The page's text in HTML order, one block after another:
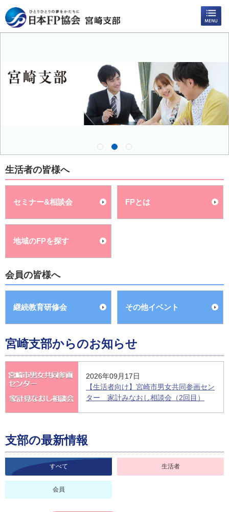
生活者の皆様へ
セミナー&相談会 FPとは
地域のFPを探す
会員の皆様へ
継続教育研修会 その他イベント
宮崎支部からのお知らせ
2026年09月17日
【生活者向け】宮崎市男女共同参画セン
ター 家計みなおし相談会（2回目）
支部の最新情報
すべて 生活者
会員